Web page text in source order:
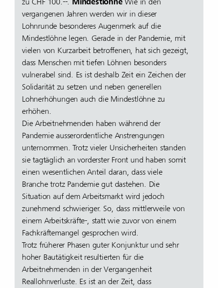
vergangenen Jahren werden wir in dieser
Lohnrunde besonderes Augenmerk auf die
Mindestlöhne legen. Gerade in der Pandemie, mit
vielen von Kurzarbeit betroffenen, hat sich gezeigt,
dass Menschen mit tiefen Löhnen besonders
vulnerabel sind. Es ist deshalb Zeit ein Zeichen der
Solidarität zu setzen und neben generellen
Lohnerhöhungen auch die Mindestlöhne zu
erhöhen.
Die Arbeitnehmenden haben während der
Pandemie ausserordentliche Anstrengungen
unternommen. Trotz vieler Unsicherheiten standen
sie tagtäglich an vorderster Front und haben somit
einen wesentlichen Anteil daran, dass viele
Branche trotz Pandemie gut dastehen. Die
Situation auf dem Arbeitsmarkt wird jedoch
zunehmend schwieriger. So, dass mittlerweile von
einem Arbeitskräfte-, statt wie zuvor von einem
Fachkräftemangel gesprochen wird.
Trotz früherer Phasen guter Konjunktur und sehr
hoher Bautätigkeit resultierten für die
Arbeitnehmenden in der Vergangenheit
Reallohnverluste. Es ist an der Zeit, dass